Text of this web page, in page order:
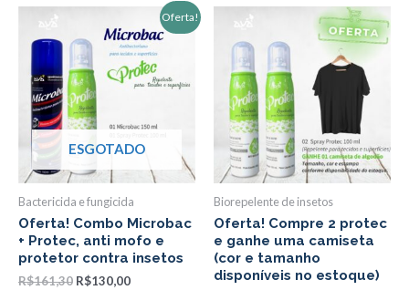
Oferta!
ESGOTADO
Bactericida e fungicida
Oferta! Combo Microbac
+ Protec, anti mofo e
protetor contra insetos
R$161,30
preço
original
era:
R$161,30.
R$130,00
preço
atual
é:
R$130,00.
Biorepelente de insetos
Oferta! Compre 2 protec
e ganhe uma camiseta
(cor e tamanho
disponíveis no estoque)